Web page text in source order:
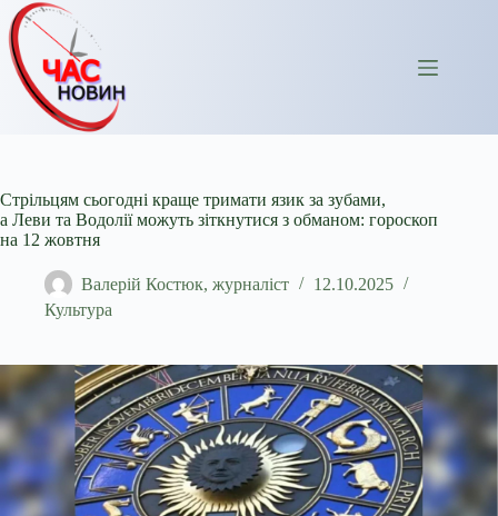
Перейти
до
вмісту
Стрільцям сьогодні краще тримати язик за зубами,
а Леви та Водолії можуть зіткнутися з обманом: гороскоп
на 12 жовтня
Валерій Костюк, журналіст
12.10.2025
Культура